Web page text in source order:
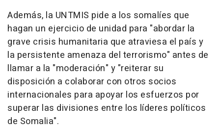
Además, la UNTMIS pide a los somalíes que
hagan un ejercicio de unidad para "abordar la
grave crisis humanitaria que atraviesa el país y
la persistente amenaza del terrorismo" antes de
llamar a la "moderación" y "reiterar su
disposición a colaborar con otros socios
internacionales para apoyar los esfuerzos por
superar las divisiones entre los líderes políticos
de Somalia".